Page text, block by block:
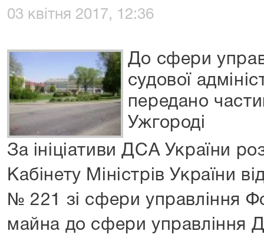
03 квітня 2017, 12:36
До сфери
судової
передано
Ужгороді
За ініціативи ДСА України
Кабінету Міністрів України
№ 221 зі сфери управління
майна до сфери управління